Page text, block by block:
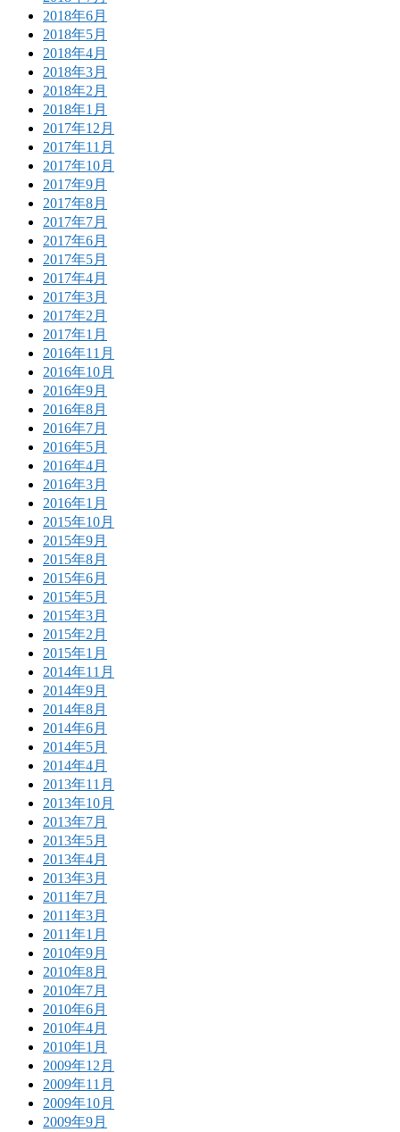
2018年6月
2018年5月
2018年4月
2018年3月
2018年2月
2018年1月
2017年12月
2017年11月
2017年10月
2017年9月
2017年8月
2017年7月
2017年6月
2017年5月
2017年4月
2017年3月
2017年2月
2017年1月
2016年11月
2016年10月
2016年9月
2016年8月
2016年7月
2016年5月
2016年4月
2016年3月
2016年1月
2015年10月
2015年9月
2015年8月
2015年6月
2015年5月
2015年3月
2015年2月
2015年1月
2014年11月
2014年9月
2014年8月
2014年6月
2014年5月
2014年4月
2013年11月
2013年10月
2013年7月
2013年5月
2013年4月
2013年3月
2011年7月
2011年3月
2011年1月
2010年9月
2010年8月
2010年7月
2010年6月
2010年4月
2010年1月
2009年12月
2009年11月
2009年10月
2009年9月